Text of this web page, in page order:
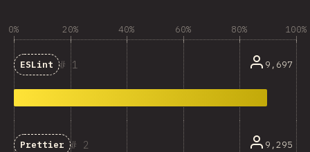
0% 20% 40% 60% 80% 100%
1
ESLint 9,697
2
Prettier 9,295